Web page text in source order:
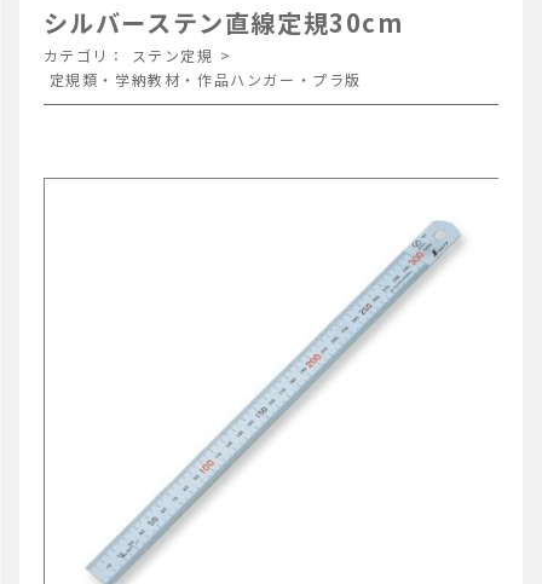
シルバーステン直線定規30cm
カテゴリ： ステン定規 >
定規類・学納教材・作品ハンガー・プラ版